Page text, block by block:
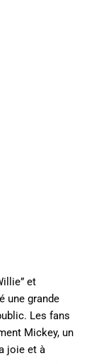
et
une grande
Les fans
Mickey, un
joie et à